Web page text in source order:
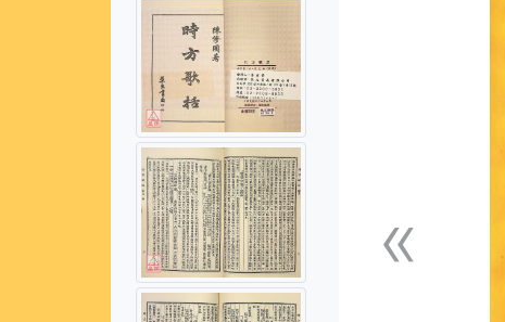
«上一張